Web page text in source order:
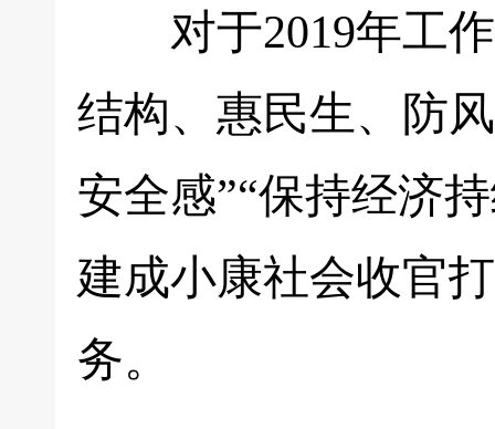
对于2019年工作
结构、惠民生、防
安全感”“保持经济
建成小康社会收官
务。